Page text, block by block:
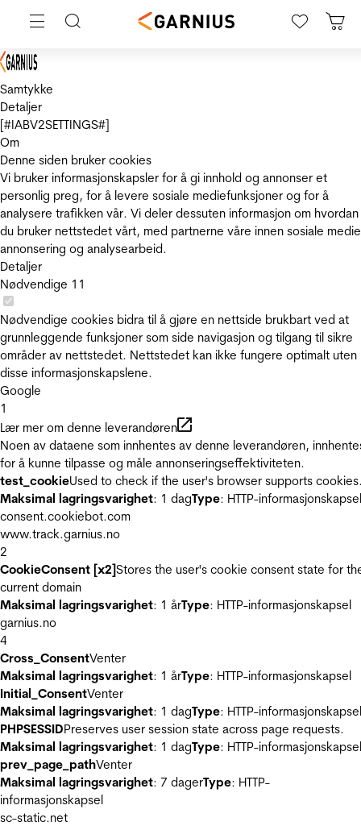
Samtykke
Detaljer
[#IABV2SETTINGS#]
Om
Denne siden bruker cookies
Vi bruker informasjonskapsler for å gi innhold og annonser et
personlig preg, for å levere sosiale mediefunksjoner og for å
analysere trafikken vår. Vi deler dessuten informasjon om hvordan
du bruker nettstedet vårt, med partnerne våre innen sosiale
annonsering og analysearbeid.
Detaljer
Nødvendige 11
Nødvendige cookies bidra til å gjøre en nettside brukbart ved at
grunnleggende funksjoner som side navigasjon og tilgang til sikre
områder av nettstedet. Nettstedet kan ikke fungere optimalt uten
disse informasjonskapslene.
Google
1
Lær mer om denne leverandøren
Noen av dataene som innhentes av denne leverandøren,
for å kunne tilpasse og måle annonseringseffektiviteten.
test_cookieUsed to check if the user's browser supports
Maksimal lagringsvarighet: 1 dagType: HTTP-informasjonskapsel
consent.cookiebot.com
www.track.garnius.no
2
CookieConsent [x2]Stores the user's cookie consent state for
current domain
Maksimal lagringsvarighet: 1 årType: HTTP-informasjonskapsel
garnius.no
4
Cross_ConsentVenter
Maksimal lagringsvarighet: 1 årType: HTTP-informasjonskapsel
Initial_ConsentVenter
Maksimal lagringsvarighet: 1 dagType: HTTP-informasjonskapsel
PHPSESSIDPreserves user session state across page requests.
Maksimal lagringsvarighet: 1 dagType: HTTP-informasjonskapsel
prev_page_pathVenter
Maksimal lagringsvarighet: 7 dagerType: HTTP-
informasjonskapsel
sc-static.net